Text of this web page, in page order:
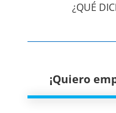
¿QUÉ
¡Quiero